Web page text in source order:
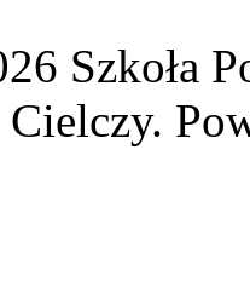
Szkoła